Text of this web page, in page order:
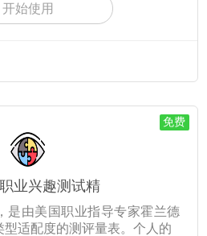
开始使用
免费
业兴趣测试精
是由美国职业指导专家霍兰德
适配度的测评量表。个人的